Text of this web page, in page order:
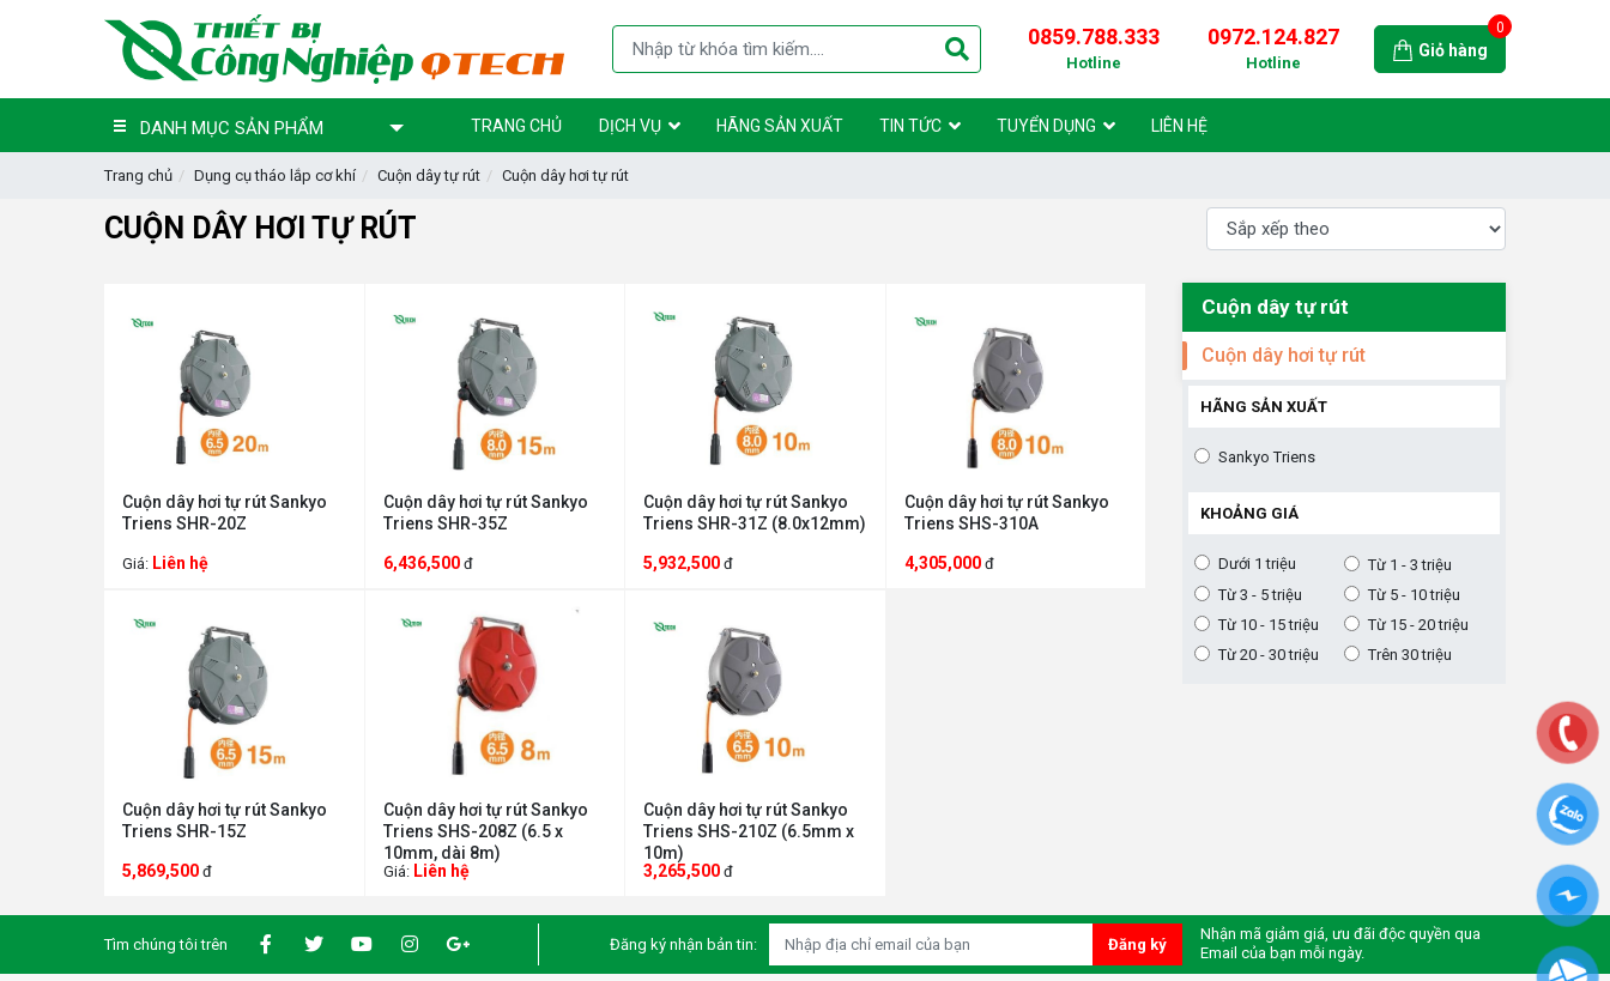
0859.788.333
Hotline
0972.124.827
Hotline
0
Giỏ hàng
DANH MỤC SẢN PHẨM TRANG CHỦ DỊCH VỤ HÃNG SẢN XUẤT TIN TỨC TUYỂN DỤNG LIÊN HỆ
Trang chủ Dụng cụ tháo lắp cơ khí Cuộn dây tự rút Cuộn dây hơi tự rút
CUỘN DÂY HƠI TỰ RÚT
Cuộn dây hơi tự rút Sankyo
Triens SHR-20Z
Giá: Liên hệ
Cuộn dây hơi tự rút Sankyo
Triens SHR-35Z
6,436,500 đ
Cuộn dây hơi tự rút Sankyo
Triens SHR-31Z (8.0x12mm)
5,932,500 đ
Cuộn dây hơi tự rút Sankyo
Triens SHS-310A
4,305,000 đ
Cuộn dây hơi tự rút Sankyo
Triens SHR-15Z
5,869,500 đ
Cuộn dây hơi tự rút Sankyo
Triens SHS-208Z (6.5 x
10mm, dài 8m)
Giá: Liên hệ
Cuộn dây hơi tự rút Sankyo
Triens SHS-210Z (6.5mm x
10m)
3,265,500 đ
Cuộn dây tự rút
Cuộn dây hơi tự rút
HÃNG SẢN XUẤT
Sankyo Triens
KHOẢNG GIÁ
Dưới 1 triệu
Từ 1 - 3 triệu
Từ 3 - 5 triệu
Từ 5 - 10 triệu
Từ 10 - 15 triệu
Từ 15 - 20 triệu
Từ 20 - 30 triệu
Trên 30 triệu
Tìm chúng tôi trên Đăng ký nhận bản tin: Đăng ký
Nhận mã giảm giá, ưu đãi độc quyền qua
Email của bạn mỗi ngày.